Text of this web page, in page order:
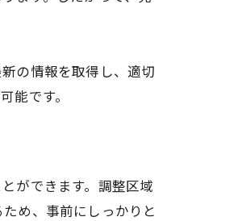
の情報を取得し、適切
能です。
ができます。調整区域
め、事前にしっかりと